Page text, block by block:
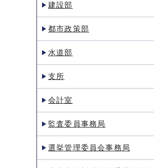
建設部
都市政策部
水道部
支所
会計室
監査委員事務局
選挙管理委員会事務局